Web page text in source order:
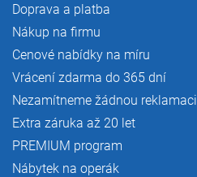
Doprava a platba
Nákup na firmu
Cenové nabídky na míru
Vrácení zdarma do 365 dní
Nezamítneme žádnou reklamaci
Extra záruka až 20 let
PREMIUM program
Nábytek na operák